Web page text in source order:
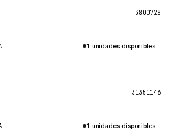
3800728
1 unidades disponibles
31351146
1 unidades disponibles